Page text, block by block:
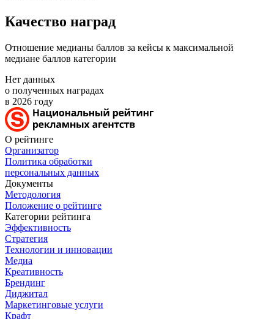
Качество наград
Отношение медианы баллов за кейсы к максимальной
медиане баллов категории
Нет данных
о полученных наградах
в 2026 году
О рейтинге
Организатор
Политика обработки
персональных данных
Документы
Методология
Положение о рейтинге
Категории рейтинга
Эффективность
Стратегия
Технологии и инновации
Медиа
Креативность
Брендинг
Диджитал
Маркетинговые услуги
Крафт